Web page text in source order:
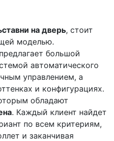
на дверь, стоит
моделью.
большой
автоматического
управлением, а
и конфигурациях.
обладают
. Каждый клиент найдет
по всем критериям,
и заканчивая